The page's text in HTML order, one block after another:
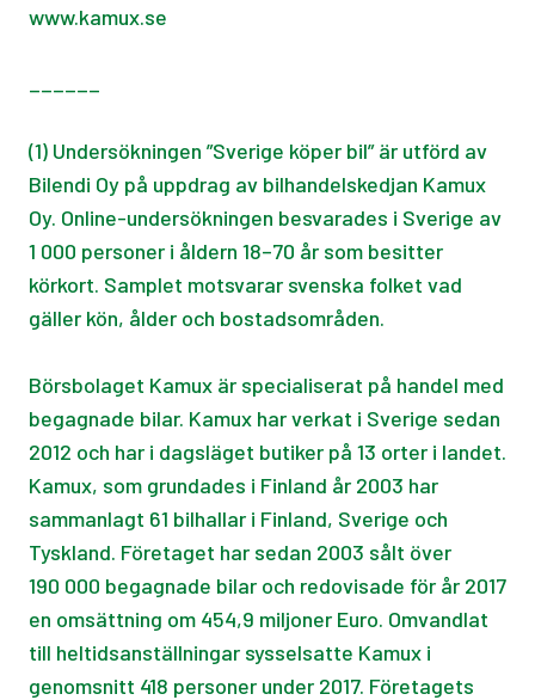
www.kamux.se
______
(1) Undersökningen ”Sverige köper bil” är utförd av
Bilendi Oy på uppdrag av bilhandelskedjan Kamux
Oy. Online-undersökningen besvarades i Sverige av
1 000 personer i åldern 18–70 år som besitter
körkort. Samplet motsvarar svenska folket vad
gäller kön, ålder och bostadsområden.
Börsbolaget Kamux är specialiserat på handel med
begagnade bilar. Kamux har verkat i Sverige sedan
2012 och har i dagsläget butiker på 13 orter i landet.
Kamux, som grundades i Finland år 2003 har
sammanlagt 61 bilhallar i Finland, Sverige och
Tyskland. Företaget har sedan 2003 sålt över
190 000 begagnade bilar och redovisade för år 2017
en omsättning om 454,9 miljoner Euro. Omvandlat
till heltidsanställningar sysselsatte Kamux i
genomsnitt 418 personer under 2017. Företagets